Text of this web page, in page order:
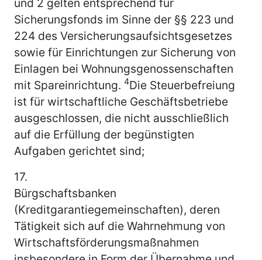
Sicherungsfonds im Sinne der §§ 223 und
224 des Versicherungsaufsichtsgesetzes
sowie für Einrichtungen zur Sicherung von
Einlagen bei Wohnungsgenossenschaften
mit Spareinrichtung. 4Die Steuerbefreiung
ist für wirtschaftliche Geschäftsbetriebe
ausgeschlossen, die nicht ausschließlich
auf die Erfüllung der begünstigten
Aufgaben gerichtet sind;
17.
Bürgschaftsbanken
(Kreditgarantiegemeinschaften), deren
Tätigkeit sich auf die Wahrnehmung von
Wirtschaftsförderungsmaßnahmen